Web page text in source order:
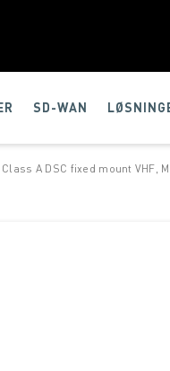
SD-WAN
A DSC fixed mount VHF,